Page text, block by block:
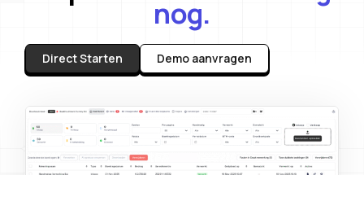
nog.
Direct Starten Demo aanvragen